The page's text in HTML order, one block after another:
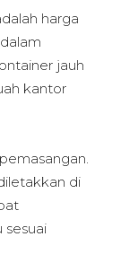
harga
jauh
kantor
di